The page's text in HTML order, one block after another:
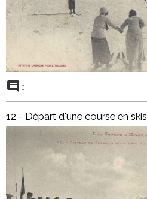
0
12 - Départ d'une course en skis